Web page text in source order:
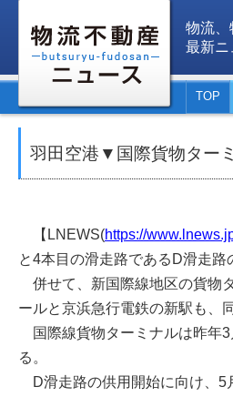
物流、
最新ニ
TOP
羽田空港▼国際貨物ター
【LNEWS(https://
と4本目の滑走路であるD滑走
併せて、新国際線地区の貨物
ールと京浜急行電鉄の新駅も、
国際線貨物ターミナルは昨年
る。
D滑走路の供用開始に向け、5